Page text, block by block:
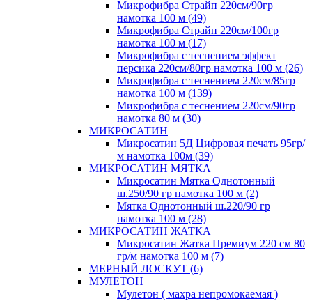
Микрофибра Страйп 220см/90гр
намотка 100 м (49)
Микрофибра Страйп 220см/100гр
намотка 100 м (17)
Микрофибра с теснением эффект
персика 220см/80гр намотка 100 м (26)
Микрофибра с теснением 220см/85гр
намотка 100 м (139)
Микрофибра с теснением 220см/90гр
намотка 80 м (30)
МИКРОСАТИН
Микросатин 5Д Цифровая печать 95гр/
м намотка 100м (39)
МИКРОСАТИН МЯТКА
Микросатин Мятка Однотонный
ш.250/90 гр намотка 100 м (2)
Мятка Однотонный ш.220/90 гр
намотка 100 м (28)
МИКРОСАТИН ЖАТКА
Микросатин Жатка Премиум 220 см 80
гр/м намотка 100 м (7)
МЕРНЫЙ ЛОСКУТ (6)
МУЛЕТОН
Мулетон ( махра непромокаемая )